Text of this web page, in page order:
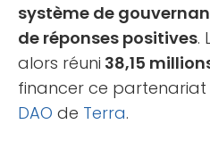
système de
de réponses positives.
alors réuni 38,15
financer ce
DAO de Terra.